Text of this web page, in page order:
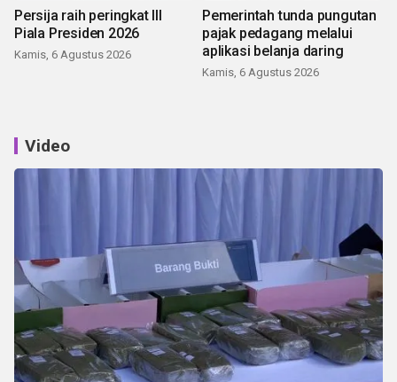
Persija raih peringkat III
Piala Presiden 2026
Kamis, 6 Agustus 2026
Pemerintah tunda pungutan
pajak pedagang melalui
aplikasi belanja daring
Kamis, 6 Agustus 2026
Video